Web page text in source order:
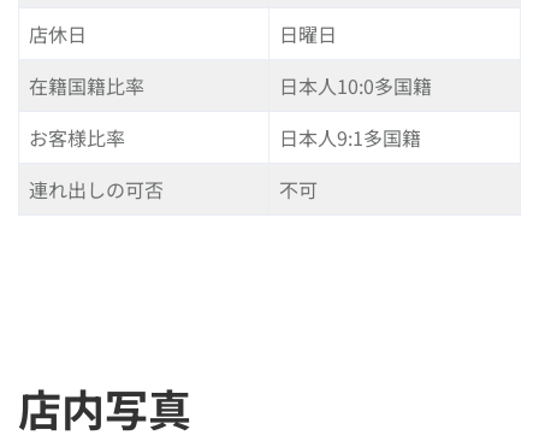
店休日
日曜日
在籍国籍比率
日本人10:0多国籍
お客様比率
日本人9:1多国籍
連れ出しの可否
不可
店内写真